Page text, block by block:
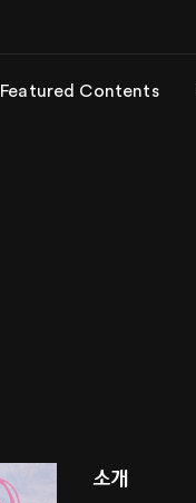
Featured Contents
소개